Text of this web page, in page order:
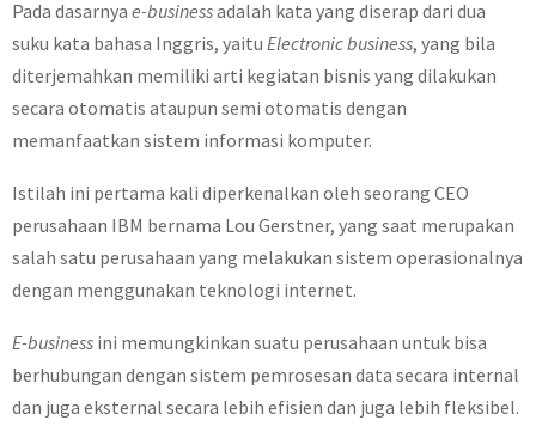
Pada dasarnya e-businessadalah kata yang diserap dari dua
suku kata bahasa Inggris, yaitu Electronic business, yang bila
diterjemahkan memiliki arti kegiatan bisnis yang dilakukan
secara otomatis ataupun semi otomatis dengan
memanfaatkan sistem informasi komputer.
Istilah ini pertama kali diperkenalkan oleh seorang CEO
perusahaan IBM bernama Lou Gerstner, yang saat merupakan
salah satu perusahaan yang melakukan sistem operasionalnya
dengan menggunakan teknologi internet.
E-business ini memungkinkan suatu perusahaan untuk bisa
berhubungan dengan sistem pemrosesan data secara internal
dan juga eksternal secara lebih efisien dan juga lebih fleksibel.